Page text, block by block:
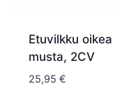
Etuvilkku oikea
musta, 2CV
25,95 €